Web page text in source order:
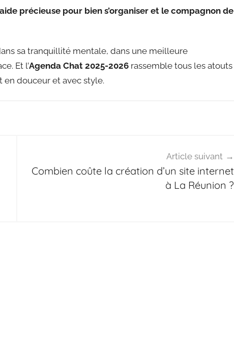
précieuse pour bien s’organiser et le compagnon de
sa tranquillité mentale, dans une meilleure
Et l’Agenda Chat 2025-2026 rassemble tous les atouts
en douceur et avec style.
Article suivant
Combien coûte la création d’un site internet
à La Réunion ?